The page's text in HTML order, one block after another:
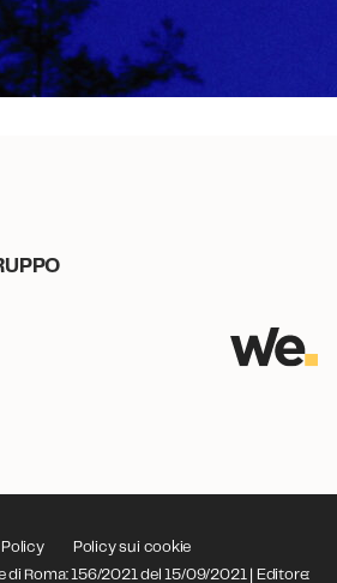
Policy
Policy sui cookie
di Roma: 156/2021 del 15/09/2021 | Editore: